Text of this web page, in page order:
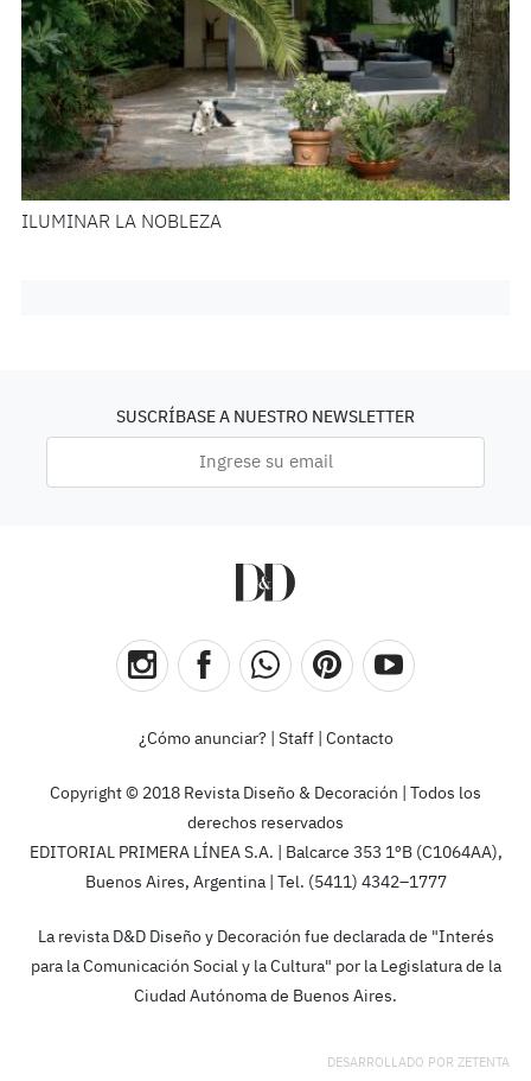
ILUMINAR LA NOBLEZA
SUSCRÍBASE A NUESTRO NEWSLETTER
¿Cómo anunciar? Staff| Contacto
Copyright © 2018 Revista Diseño & Decoración | Todos los
derechos reservados
EDITORIAL PRIMERA LÍNEA S.A. | Balcarce 353 1ºB (C1064AA),
Buenos Aires, Argentina | Tel. (5411) 4342–1777
La revista D&D Diseño y Decoración fue declarada de "Interés
para la Comunicación Social y la Cultura" por la Legislatura de la
Ciudad Autónoma de Buenos Aires.
DESARROLLADO POR ZETENTA